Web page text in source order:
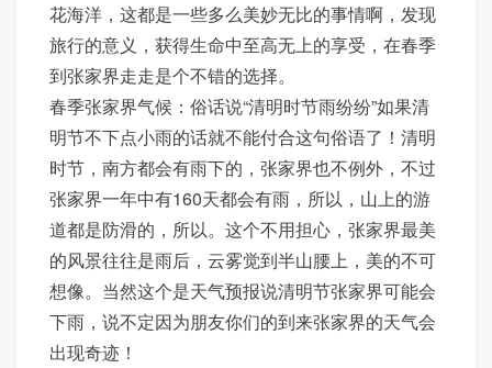
花海洋，这都是一些多么美妙无比的事情啊，发现
旅行的意义，获得生命中至高无上的享受，在春季
到张家界走走是个不错的选择。
春季张家界气候：俗话说“清明时节雨纷纷”如果清
明节不下点小雨的话就不能付合这句俗语了！清明
时节，南方都会有雨下的，张家界也不例外，不过
张家界一年中有160天都会有雨，所以，山上的游
道都是防滑的，所以。这个不用担心，张家界最美
的风景往往是雨后，云雾觉到半山腰上，美的不可
想像。当然这个是天气预报说清明节张家界可能会
下雨，说不定因为朋友你们的到来张家界的天气会
出现奇迹！